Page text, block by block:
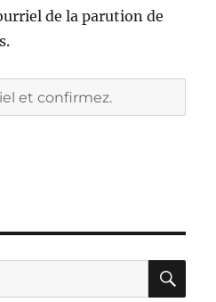
cauchemar
de la parution de